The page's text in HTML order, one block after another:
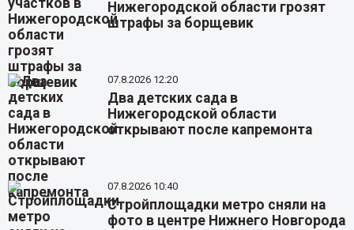
Нижегородской области грозят
штрафы за борщевик
07.8.2026 12:20
Два детских сада в
Нижегородской области
открывают после капремонта
07.8.2026 10:40
Стройплощадки метро сняли на
фото в центре Нижнего Новгорода